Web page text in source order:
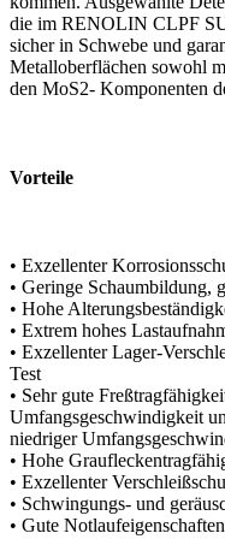
die im RENOLIN CLPF
sicher in Schwebe und
Metalloberflächen sowohl
den MoS2- Komponenten
Vorteile
• Exzellenter
• Geringe Schaumbildung,
• Hohe
• Extrem hohes
• Exzellenter Lager-
Test
• Sehr gute
Umfangsgeschwindigkeit
niedriger
• Hohe
• Exzellenter
• Schwingungs- und
• Gute Notlaufeigenschaften